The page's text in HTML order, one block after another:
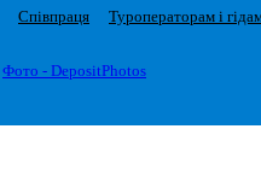
Співпраця Туроператорам і
Фото - DepositPhotos